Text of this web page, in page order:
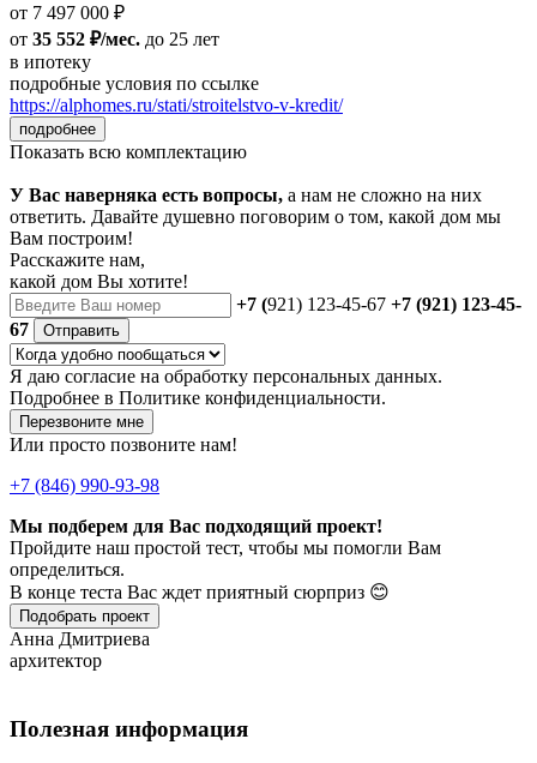
от 7 497 000 ₽
от 35 552 ₽/мес. до 25 лет
в ипотеку
подробные условия по ссылке
https://alphomes.ru/stati/stroitelstvo-v-kredit/
подробнее
Показать всю комплектацию
У Вас наверняка есть вопросы, а нам не сложно на них
ответить. Давайте душевно поговорим о том, какой дом мы
Вам построим!
Расскажите нам,
какой дом Вы хотите!
+7 (921) 123-45-67 +7 (921) 123-45-
67
Отправить
Я даю согласие на обработку персональных данных.
Подробнее в Политике конфиденциальности.
Перезвоните мне
Или просто позвоните нам!
+7 (846) 990-93-98
Мы подберем для Вас подходящий проект!
Пройдите наш простой тест, чтобы мы помогли Вам
определиться.
В конце теста Вас ждет приятный сюрприз 😊
Подобрать проект
Анна Дмитриева
архитектор
Полезная информация